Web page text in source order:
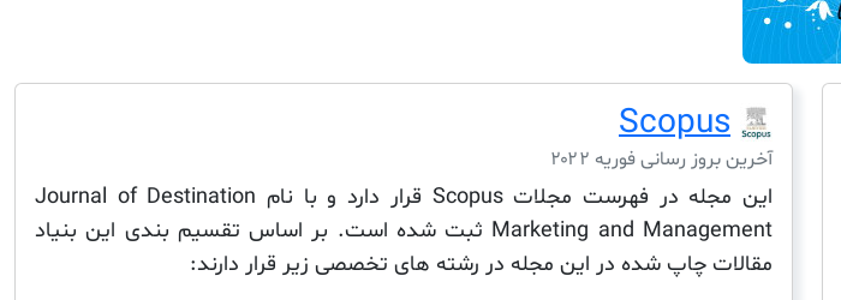
Scopus
آخرین بروز رسانی فوریه ۲۰۲۲
این مجله در فهرست مجلات Scopus قرار دارد و با نام Journal of Destination
Marketing and Management ثبت شده است. بر اساس تقسیم بندی این بنیاد
مقالات چاپ شده در این مجله در رشته های تخصصی زیر قرار دارند: